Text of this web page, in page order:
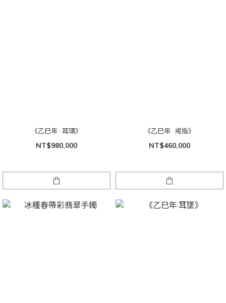
《乙巳年 · 耳環》
NT$980,000
《乙巳年 · 戒指》
NT$460,000